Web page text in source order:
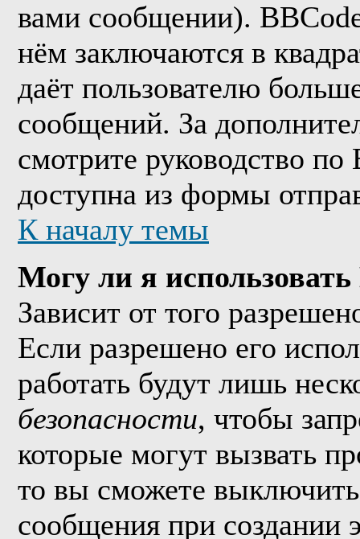
вами сообщении).
нём заключаются в
даёт пользователю
сообщений. За
смотрите руководство
доступна из формы
К началу темы
Могу ли я
Зависит от того
Если разрешено его
работать будут лишь
безопасности, чтобы
которые могут вызвать
то вы сможете выключить
сообщения при создании